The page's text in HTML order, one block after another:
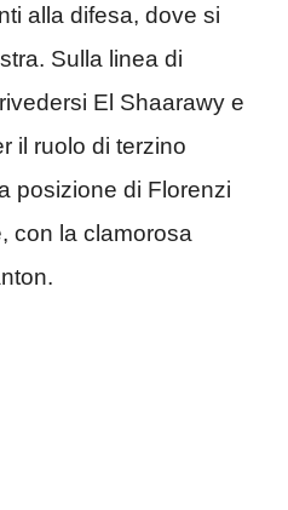
alla difesa, dove si
Sulla linea di
El Shaarawy e
il ruolo di terzino
posizione di Florenzi
con la clamorosa